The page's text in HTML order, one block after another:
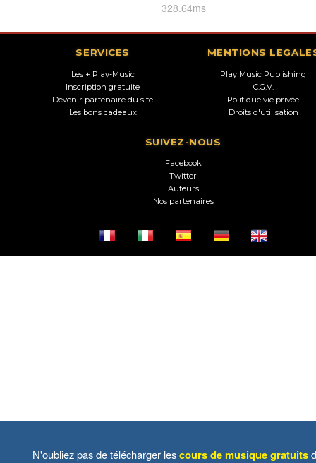
328.64ms
SERVICES
Les + Play-Music
Inscription gratuite
Devenir partenaire du site
Les bons cadeaux
MENTIONS
Play Music Publishing
C.G.V.
Politique vie privée
Droits d'utilisation
SUIVEZ-NOUS
Facebook
Twitter
Auteurs
Nos partenaires
N'oubliez pas de télécharger lescours de musique gratuits